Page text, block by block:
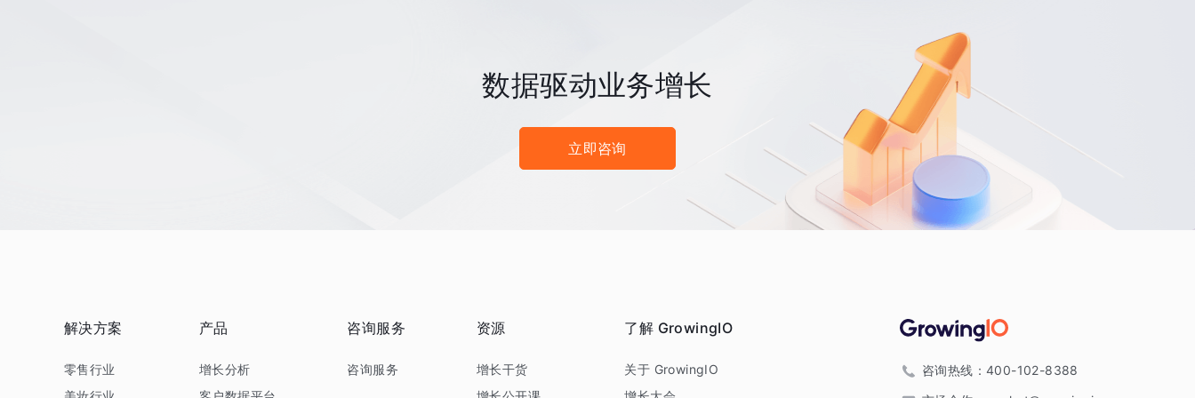
数据驱动业务增长
立即咨询
解决方案
零售行业
产品
增长分析
咨询服务
咨询服务
资源
增长干货
了解 GrowingIO
关于 GrowingIO
咨询热线： 400-102-8388